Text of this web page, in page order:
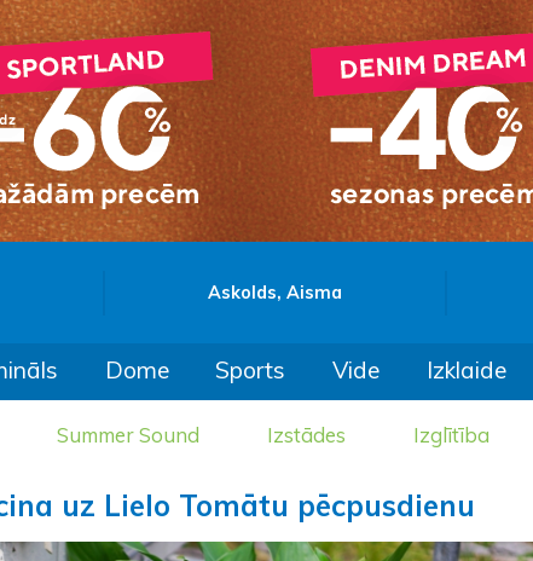
Askolds, Aisma
Dome Sports Vide Izklaide
Summer Sound Izstādes Izglītība
uz Lielo Tomātu pēcpusdienu